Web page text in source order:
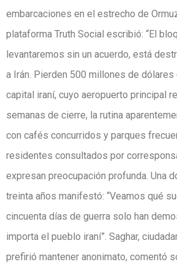
embarcaciones en el estrecho de
plataforma Truth Social escribió: “El
levantaremos sin un acuerdo, está
a Irán. Pierden 500 millones de dólares
capital iraní, cuyo aeropuerto principal
semanas de cierre, la rutina
con cafés concurridos y parques
residentes consultados por
expresan preocupación profunda. Una
treinta años manifestó: “Veamos qué
cincuenta días de guerra solo han
importa el pueblo iraní”. Saghar,
prefirió mantener anonimato, comentó